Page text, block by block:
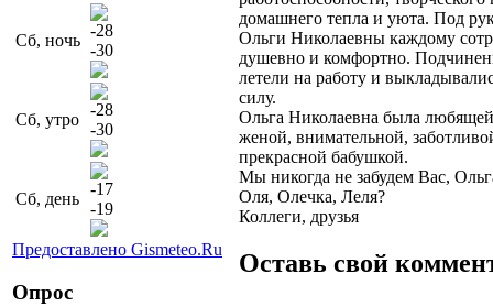
Сб, ночь
-28
-30
Сб, утро
-28
-30
Сб, день
-17
-19
Предоставлено Gismeteo.Ru
Опрос
домашнего тепла и уюта. Под
Ольги Николаевны каждому
душевно и комфортно.
летели на работу и
силу.
Ольга Николаевна была
женой, внимательной,
прекрасной бабушкой.
Мы никогда не забудем Вас,
Оля, Олечка, Леля?
Коллеги, друзья
Оставь свой